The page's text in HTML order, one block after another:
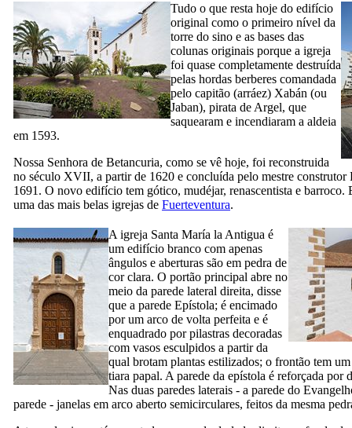
Tudo o que resta hoje do edifício
original como o primeiro nível da
torre do sino e as bases das
colunas originais porque a igreja
foi quase completamente destruída
pelas hordas berberes comandada
pelo capitão (arráez) Xabán (ou
Jaban), pirata de Argel, que
saquearam e incendiaram a aldeia
em 1593.
Nossa Senhora de Betancuria, como se vê hoje, foi reconstruida
no século XVII, a partir de 1620 e concluída pelo mestre construtor
1691. O novo edifício tem gótico, mudéjar, renascentista e barroco.
uma das mais belas igrejas de Fuerteventura.
A igreja Santa María la Antigua é
um edifício branco com apenas
ângulos e aberturas são em pedra de
cor clara. O portão principal abre no
meio da parede lateral direita, disse
que a parede Epístola; é encimado
por um arco de volta perfeita e é
enquadrado por pilastras decoradas
com vasos esculpidos a partir da
qual brotam plantas estilizados; o frontão tem
tiara papal. A parede da epístola é reforçada por
Nas duas paredes laterais - a parede do
parede - janelas em arco aberto semicirculares, feitos da mesma